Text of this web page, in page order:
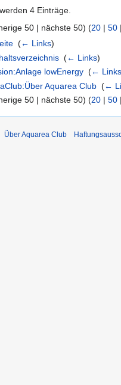
4 Einträge.
50 | nächste 50) (20 | 50
‎(← Links)
‎(← Links)
lowEnergy ‎(←
Aquarea Club ‎(←
50 | nächste 50) (20 | 50
Über Aquarea Club